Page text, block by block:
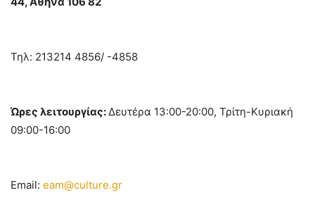
Τηλ: 213214 4856/ -4858
Ώρες λειτουργίας: Δευτέρα 13:00-20:00, Τρίτη-Κυριακή
09:00-16:00
Email: eam@culture.gr